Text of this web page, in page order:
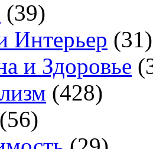
(39)
Интерьер (31)
и Здоровье
(428)
(56)